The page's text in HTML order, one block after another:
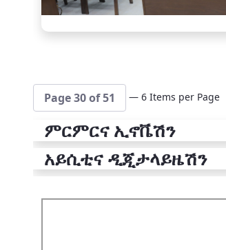
Page 30 of 51 — 6 Items per Page
ምርምርና ኢኖቬሽን
አይሲቲና ዲጂታላይዜሽን